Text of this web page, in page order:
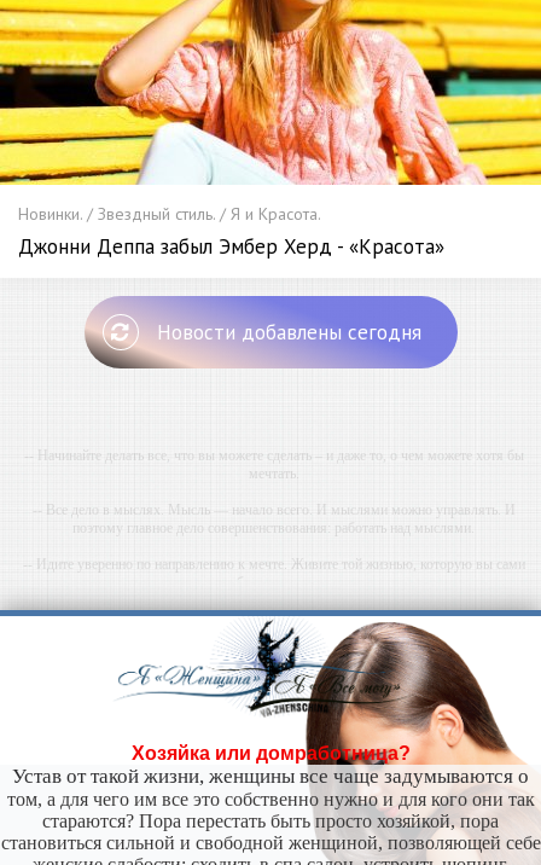
Новинки. / Звездный стиль. / Я и Красота.
Джонни Деппа забыл Эмбер Херд - «Красота»
Новости добавлены сегодня
-- Начинайте делать все, что вы можете сделать – и даже то, о чем можете хотя бы
мечтать.
-- Все дело в мыслях. Мысль — начало всего. И мыслями можно управлять. И
поэтому главное дело совершенствования: работать над мыслями.
-- Идите уверенно по направлению к мечте. Живите той жизнью, которую вы сами
-- Самое большое богатство — это ум. Самая большая нищета — глупость. Из всех
страхов самый пугающий — самолюбование.
-- Лучшее, что можно сделать с хорошим советом, это пропустить его мимо ушей. Он
никогда не бывает полезен никому, кроме того, кто его дал.
-- Люблю давать советы и очень не люблю, когда их дают мне.
Хозяйка или домработница?
Устав от такой жизни, женщины все чаще задумываются о
том, а для чего им все это собственно нужно и для кого они так
стараются? Пора перестать быть просто хозяйкой, пора
становиться сильной и свободной женщиной, позволяющей себе